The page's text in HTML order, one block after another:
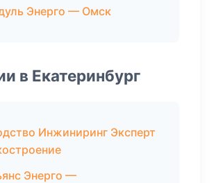
Энерго — Омск
в Екатеринбург
Инжиниринг Эксперт
Энерго —